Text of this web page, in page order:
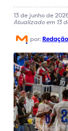
13 de junho de
Atualizado em 13
por: Redação